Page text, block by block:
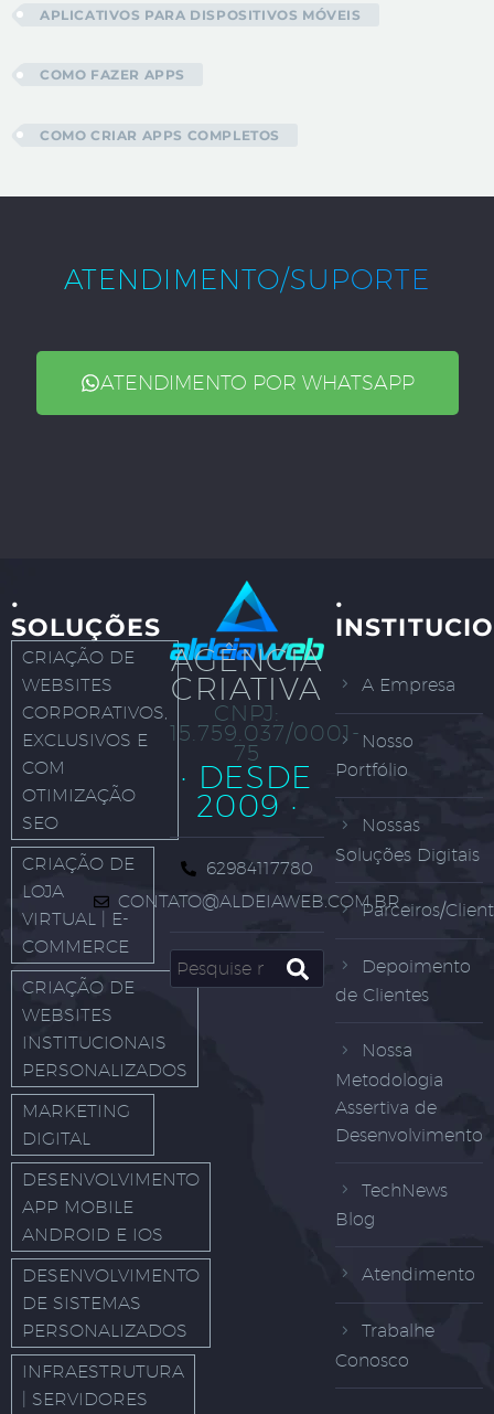
APLICATIVOS PARA DISPOSITIVOS MÓVEIS
COMO FAZER APPS
COMO CRIAR APPS COMPLETOS
ATENDIMENTO/SUPORTE
ATENDIMENTO POR WHATSAPP
·
SOLUÇÕES
CRIAÇÃO DE
WEBSITES
CORPORATIVOS,
EXCLUSIVOS E
COM
OTIMIZAÇÃO
SEO
CRIAÇÃO DE
LOJA
VIRTUAL | E-
COMMERCE
CRIAÇÃO DE
WEBSITES
INSTITUCIONAIS
PERSONALIZADOS
MARKETING
DIGITAL
DESENVOLVIMENTO
APP MOBILE
ANDROID E IOS
DESENVOLVIMENTO
DE SISTEMAS
PERSONALIZADOS
INFRAESTRUTURA
| SERVIDORES
AGÊNCIA
CRIATIVA
CNPJ:
15.759.037/0001-
75
· DESDE
2009 ·
62984117780
CONTATO@ALDEIAWEB.COM.BR
·
A Empresa
Nosso
Portfólio
Nossas
Soluções Digitais
Parceiros/
Depoimento
de Clientes
Nossa
Metodologia
Assertiva de
Desenvolvimento
TechNews
Blog
Atendimento
Trabalhe
Conosco